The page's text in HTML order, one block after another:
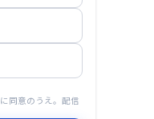
に同意のうえ。配信